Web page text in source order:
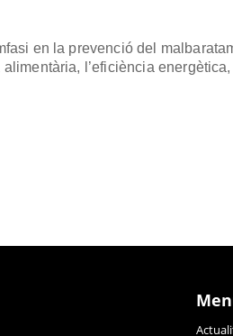
en la prevenció del
l’eficiència energètica,